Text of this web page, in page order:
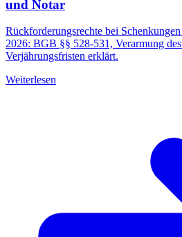
und Notar
Rückforderungsrechte bei
2026: BGB §§ 528-531, Verarmung
Verjährungsfristen erklärt.
Weiterlesen